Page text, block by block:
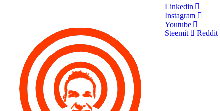
Linkedin
Instagram
Youtube
Steemit
Reddit